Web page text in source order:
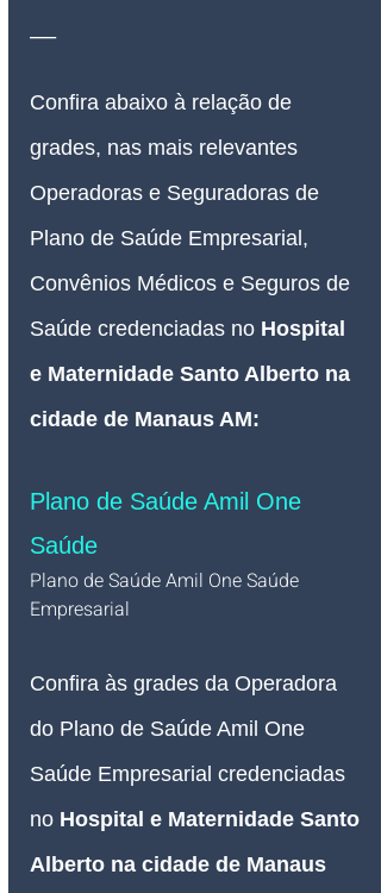
__
Confira abaixo à relação de
grades, nas mais relevantes
Operadoras e Seguradoras de
Plano de Saúde Empresarial,
Convênios Médicos e Seguros de
Saúde credenciadas no Hospital
e Maternidade Santo Alberto na
cidade de Manaus AM:
Plano de Saúde Amil One
Saúde
Plano de Saúde Amil One Saúde
Empresarial
Confira às grades da Operadora
do Plano de Saúde Amil One
Saúde Empresarial credenciadas
no Hospital e Maternidade Santo
Alberto na cidade de Manaus